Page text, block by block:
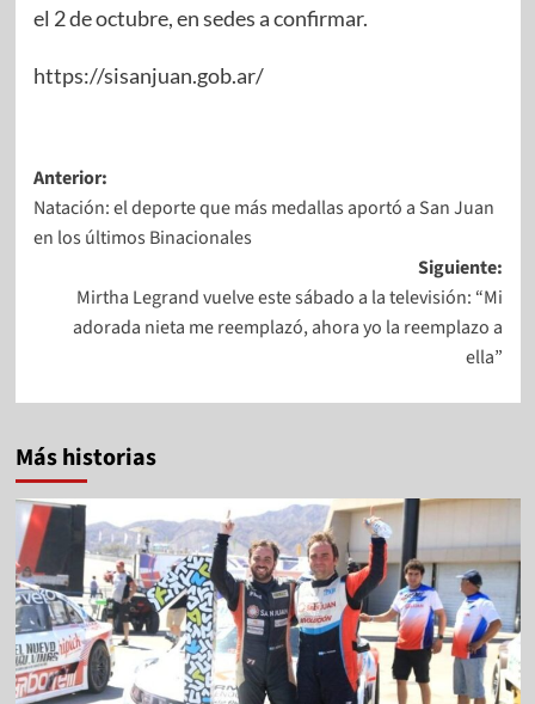
el 2 de octubre, en sedes a confirmar.
https://sisanjuan.gob.ar/
Anterior:
Natación: el deporte que más medallas aportó a San Juan
en los últimos Binacionales
Siguiente:
Mirtha Legrand vuelve este sábado a la televisión: “Mi
adorada nieta me reemplazó, ahora yo la reemplazo a
ella”
Más historias